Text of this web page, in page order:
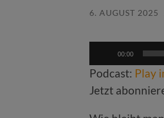
6. AUGUST 2025
00:00
Podcast: Play
Jetzt